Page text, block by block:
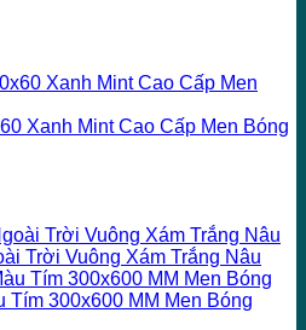
Xanh Mint Cao Cấp Men Bóng
Trời Vuông Xám Trắng Nâu
Tím 300x600 MM Men Bóng